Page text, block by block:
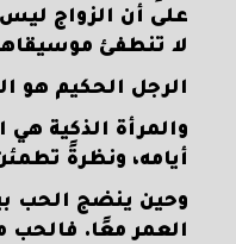
على أن الزواج
لا تنطفئ
الرجل الحكيم هو
والمرأة الذكية
أيامه، ونظرةً
وحين ينضج الحب
العمر معًا. فالحب